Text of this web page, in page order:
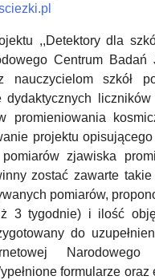
,,Detektory dla
Centrum Badań
nauczycielom szkół
dydaktycznych
promieniowania
projektu
zjawiska
zostać zawarte
pomiarów,
3 tygodnie) i ilość
do
Narodowego
formularze